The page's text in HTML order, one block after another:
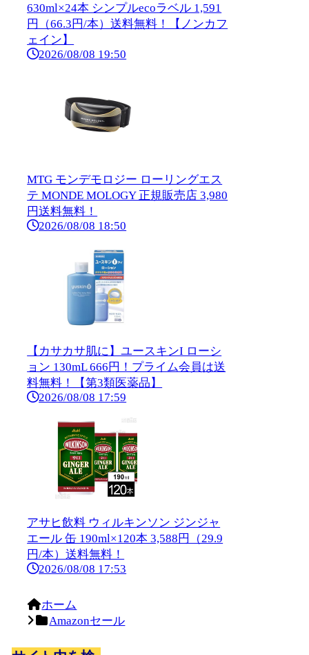
630ml×24本 シンプルecoラベル 1,591
円（66.3円/本）送料無料！【ノンカフ
ェイン】
2026/08/08 19:50
MTG モンデモロジー ローリングエス
テ MONDE MOLOGY 正規販売店 3,980
円送料無料！
2026/08/08 18:50
【カサカサ肌に】ユースキンI ローシ
ョン 130mL 666円！プライム会員は送
料無料！【第3類医薬品】
2026/08/08 17:59
アサヒ飲料 ウィルキンソン ジンジャ
エール 缶 190ml×120本 3,588円（29.9
円/本）送料無料！
2026/08/08 17:53
ホーム
Amazonセール